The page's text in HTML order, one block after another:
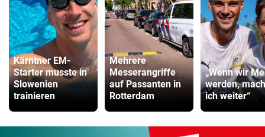
Kärntner EM-
Starter musste in
Slowenien
trainieren
Mehrere
Messerangriffe
auf Passanten in
Rotterdam
„Wenn wir
werden,
ich weiter“